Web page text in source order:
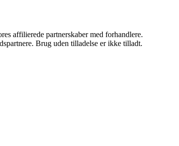
affilierede partnerskaber med forhandlere.
Brug uden tilladelse er ikke tilladt.